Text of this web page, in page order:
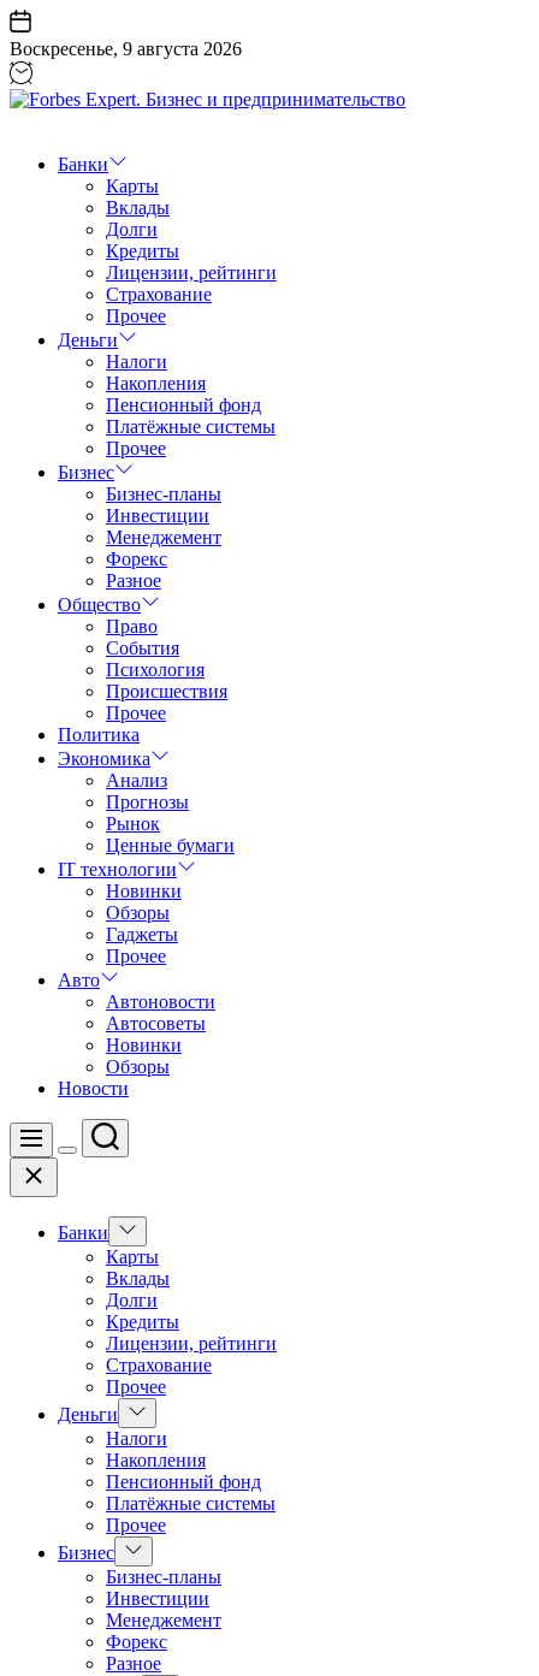
Перейти
к
содержанию
Воскресенье, 9 августа 2026
Бизнес
предпринимательство
Банки
Карты
Вклады
Долги
Кредиты
Лицензии, рейтинги
Страхование
Прочее
Деньги
Налоги
Накопления
Пенсионный фонд
Платёжные системы
Прочее
Бизнес
Бизнес-планы
Инвестиции
Менеджемент
Форекс
Разное
Общество
Право
События
Психология
Происшествия
Прочее
Политика
Экономика
Анализ
Прогнозы
Рынок
Ценные бумаги
IT технологии
Новинки
Обзоры
Гаджеты
Прочее
Авто
Автоновости
Автосоветы
Новинки
Обзоры
Новости
Меню
Цвет
Поиск
Закрыть
Банки
Показать
подменю
Карты
Вклады
Долги
Кредиты
Лицензии, рейтинги
Страхование
Прочее
Деньги
Показать
подменю
Налоги
Накопления
Пенсионный фонд
Платёжные системы
Прочее
Бизнес Показать
подменю
Бизнес-планы
Инвестиции
Менеджемент
Форекс
Разное